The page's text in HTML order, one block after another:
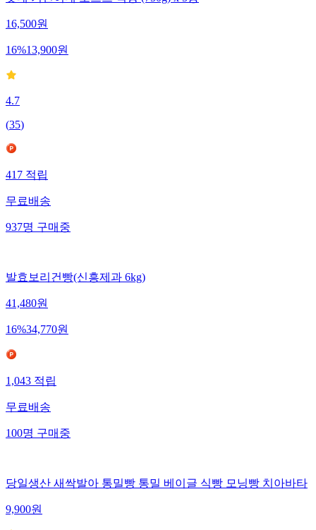
16,500원
16%13,900원
4.7
(35)
417적립
무료배송
937명구매중
발효보리건빵(신흥제과 6kg)
41,480원
16%34,770원
1,043적립
무료배송
100명구매중
당일생산 새싹발아 통밀빵 통밀 베이글 식빵 모닝빵 치아바타
9,900원